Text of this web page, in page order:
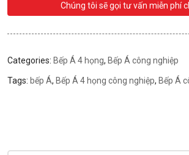
Chúng tôi sẽ gọi tư vấn miễn phí
Categories: Bếp Á 4 họng, Bếp Á công nghiệp
Tags: bếp Á, Bếp Á 4 họng công nghiệp, Bếp Á